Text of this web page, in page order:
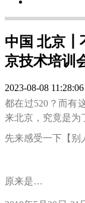
中国 北京┃
京技术培训
2023-08-08 11:28:06
都在过520？而有
来北京，究竟是为
先来感受一下【别
原来是…